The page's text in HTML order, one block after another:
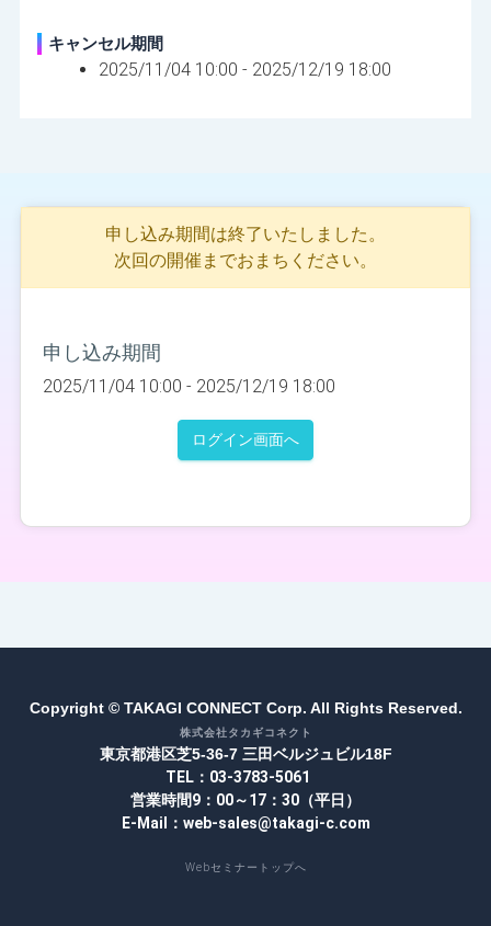
キャンセル期間
2025/11/04 10:00 - 2025/12/19 18:00
申し込み期間は終了いたしました。
次回の開催までおまちください。
申し込み期間
2025/11/04 10:00 - 2025/12/19 18:00
ログイン画面へ
Copyright © TAKAGI CONNECT Corp. All Rights Reserved.
株式会社タカギコネクト
東京都港区芝5-36-7 三田ベルジュビル18F
TEL：03-3783-5061
営業時間9：00～17：30（平日）
E-Mail：web-sales@takagi-c.com
Webセミナートップへ